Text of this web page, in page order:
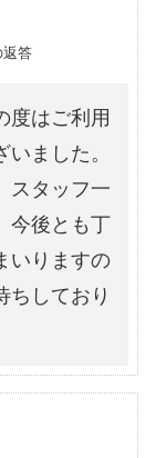
返答
はご利用
ました。
スタッフ一
今後とも丁
いりますの
ちしており